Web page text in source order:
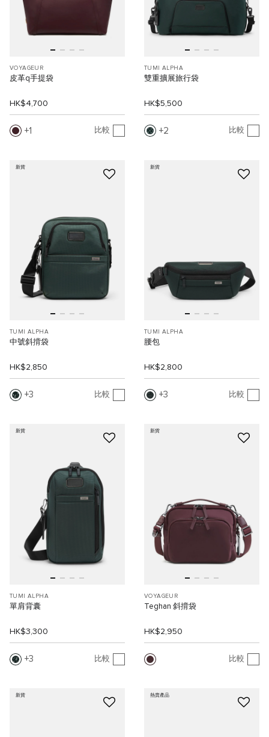
VOYAGEUR
皮革q手提袋
HK$4,700
1 比較
TUMI ALPHA
雙重擴展旅行袋
HK$5,500
2 比較
新貨
TUMI ALPHA
中號斜揹袋
HK$2,850
3 比較
新貨
TUMI ALPHA
腰包
HK$2,800
3 比較
新貨
TUMI ALPHA
單肩背囊
HK$3,300
3 比較
新貨
VOYAGEUR
Teghan 斜揹袋
HK$2,950
比較
新貨 熱賣產品